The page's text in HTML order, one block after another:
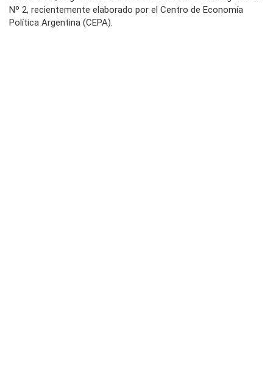
Nº 2, recientemente elaborado por el Centro de Economía
Política Argentina (CEPA).